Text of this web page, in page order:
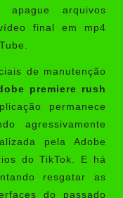
apague arquivos
final em mp4
de manutenção
premiere rush
permanece
agressivamente
pela Adobe
do TikTok. E há
resgatar as
do passado